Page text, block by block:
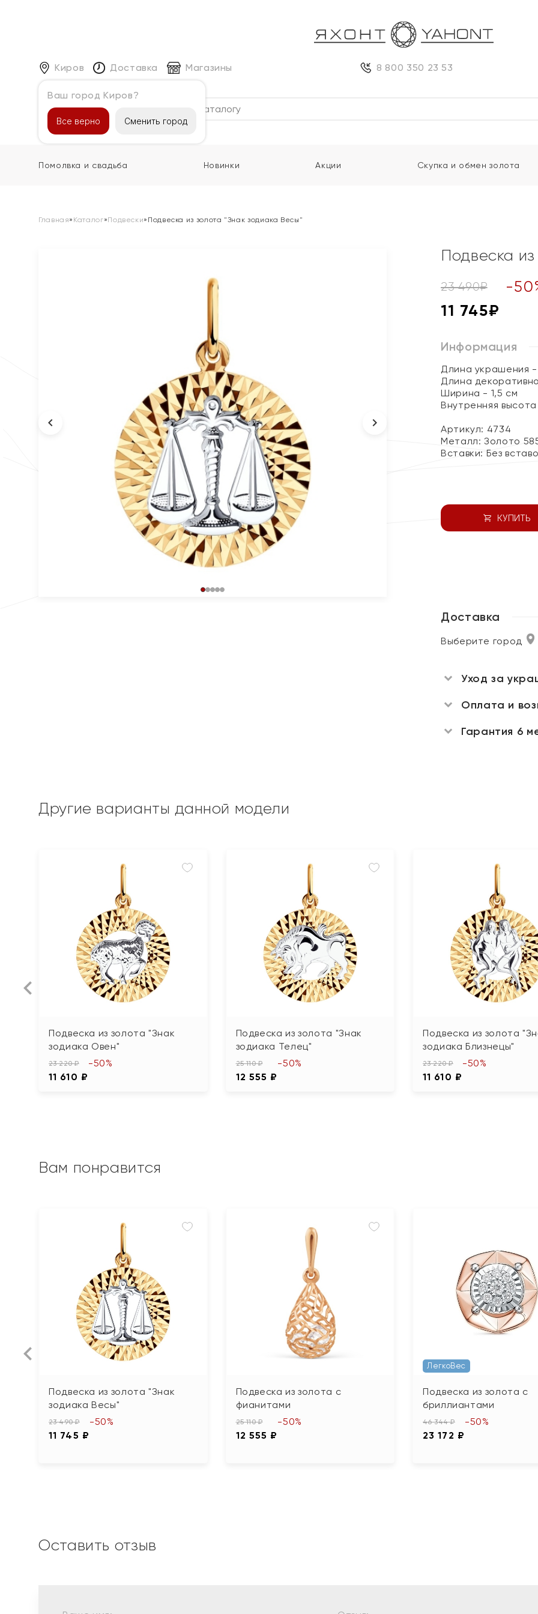
Киров
Ваш город Киров?
Все верно Сменить город
Доставка Магазины 8 800 350 23 53
Каталог
Помолвка и свадьба Новинки Акции Скупка и обмен золота
Главная» Каталог»Подвески» Подвеска из золота "Знак зодиака Весы"
Подвеска
23 490₽ -50
11 745₽
Информация
Длина украшения -
Длина
Ширина - 1,5 см
Внутренняя
Артикул: 4734
Металл:Золото
Вставки: Без
КУПИТЬ
Доставка
Выберите город
Уход за
Оплата и
Гарантия 6
Другие варианты данной модели
Подвеска из золота "Знак
зодиака Овен"
23 220 ₽
11 610 ₽
-50%
Подвеска из золота "Знак
зодиака Телец"
25 110 ₽
12 555 ₽
-50%
Подвеска из золота
зодиака Близнецы"
23 220 ₽
11 610 ₽
-50%
Вам понравится
Подвеска из золота "Знак
зодиака Весы"
23 490 ₽
11 745 ₽
-50%
Подвеска из золота с
фианитами
25 110 ₽
12 555 ₽
-50%
ЛегкоВес
Подвеска из золота с
бриллиантами
46 344 ₽
23 172 ₽
-50%
Оставить отзыв